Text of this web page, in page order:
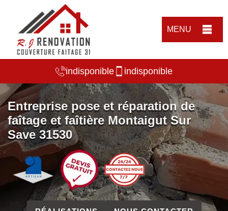
MENU
indisponible indisponible
Entreprise pose et réparation de
faîtage et faîtière Montaigut Sur
Save 31530